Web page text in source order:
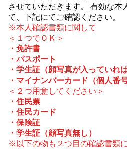
させていただきます。 有効な本
て、下記にてご確認ください。
※本人確認書類に関して
＜１つでＯＫ＞
・免許書
・パスポート
・学生証（顔写真が入っていれば
・マイナンバーカード（個人番
＜２つ用意してください＞
・住民票
・住民カード
・保険証
・学生証（顔写真無し）
※以下の物も２つ目の確認書類